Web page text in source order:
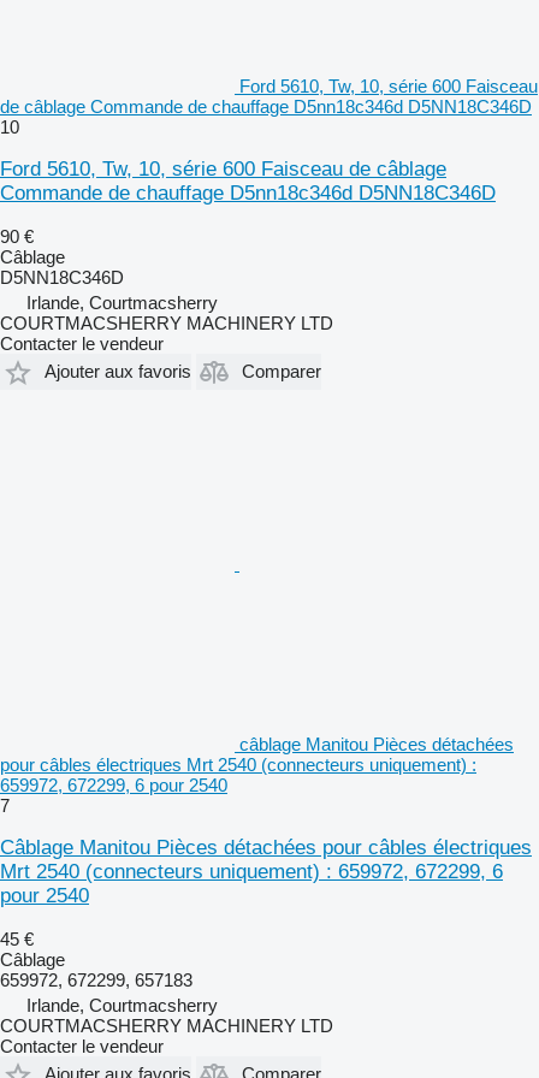
Ford 5610, Tw, 10, série 600 Faisceau
de câblage Commande de chauffage D5nn18c346d D5NN18C346D
10
Ford 5610, Tw, 10, série 600 Faisceau de câblage
Commande de chauffage D5nn18c346d D5NN18C346D
90 €
Câblage
D5NN18C346D
Irlande, Courtmacsherry
COURTMACSHERRY MACHINERY LTD
Contacter le vendeur
Ajouter aux favoris
Comparer
câblage Manitou Pièces détachées
pour câbles électriques Mrt 2540 (connecteurs uniquement) :
659972, 672299, 6 pour 2540
7
Câblage Manitou Pièces détachées pour câbles électriques
Mrt 2540 (connecteurs uniquement) : 659972, 672299, 6
pour 2540
45 €
Câblage
659972, 672299, 657183
Irlande, Courtmacsherry
COURTMACSHERRY MACHINERY LTD
Contacter le vendeur
Ajouter aux favoris
Comparer